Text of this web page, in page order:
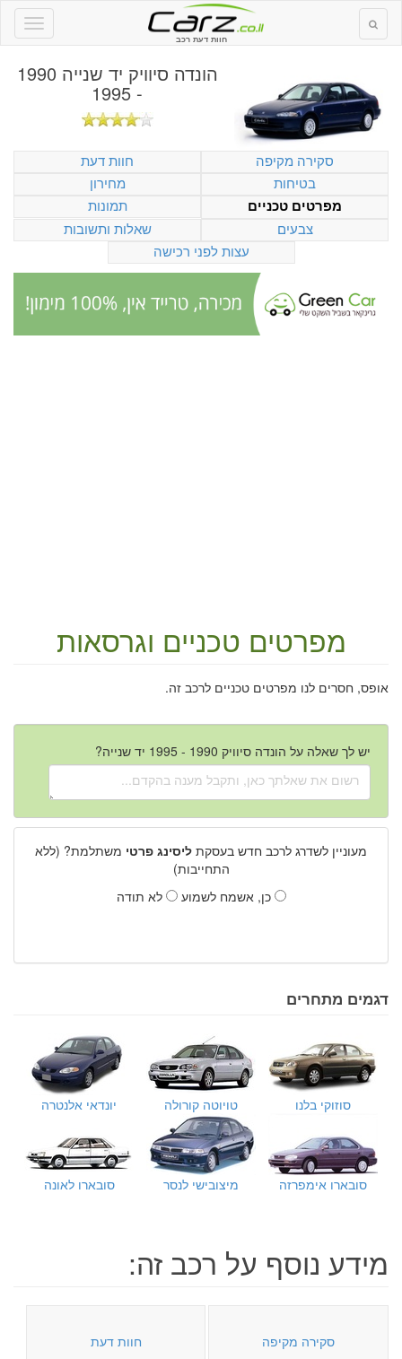
חוות דעת רכב
הונדה סיוויק יד שנייה 1990
- 1995
סקירה מקיפה
חוות דעת
בטיחות
מחירון
מפרטים טכניים
תמונות
צבעים
שאלות ותשובות
עצות לפני רכישה
מפרטים טכניים וגרסאות
אופס, חסרים לנו מפרטים טכניים לרכב זה.
יש לך שאלה על הונדה סיוויק 1990 - 1995 יד שנייה?
מעוניין לשדרג לרכב חדש בעסקת ליסינג פרטי משתלמת? (ללא
התחייבות)
כן, אשמח לשמוע
לא תודה
דגמים מתחרים
סוזוקי בלנו טויוטה קורולה יונדאי אלנטרה
סובארו אימפרזה מיצובישי לנסר סובארו לאונה
מידע נוסף על רכב זה:
סקירה מקיפה חוות דעת